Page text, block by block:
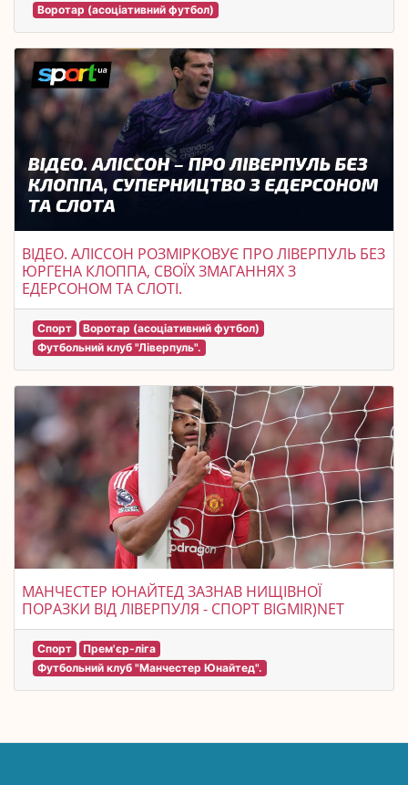
Воротар (асоціативний футбол)
ВІДЕО. АЛІССОН РОЗМІРКОВУЄ ПРО ЛІВЕРПУЛЬ БЕЗ
ЮРГЕНА КЛОППА, СВОЇХ ЗМАГАННЯХ З
ЕДЕРСОНОМ ТА СЛОТІ.
Спорт
Воротар (асоціативний футбол)
Футбольний клуб "Ліверпуль".
МАНЧЕСТЕР ЮНАЙТЕД ЗАЗНАВ НИЩІВНОЇ
ПОРАЗКИ ВІД ЛІВЕРПУЛЯ - СПОРТ BIGMIR)NET
Спорт
Прем'єр-ліга
Футбольний клуб "Манчестер Юнайтед".